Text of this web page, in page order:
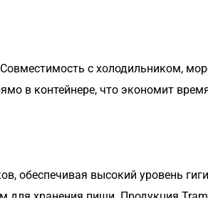
с холодильником,
в контейнере, что экономит
обеспечивая высокий уровень